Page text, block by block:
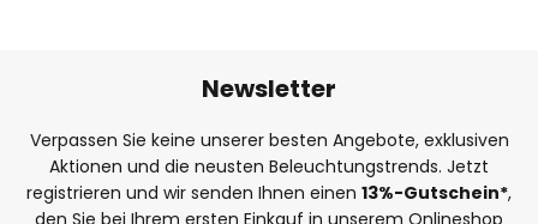
Newsletter
Verpassen Sie keine unserer besten Angebote, exklusiven
Aktionen und die neusten Beleuchtungstrends. Jetzt
registrieren und wir senden Ihnen einen 13%-Gutschein*,
den Sie bei Ihrem ersten Einkauf in unserem Onlineshop